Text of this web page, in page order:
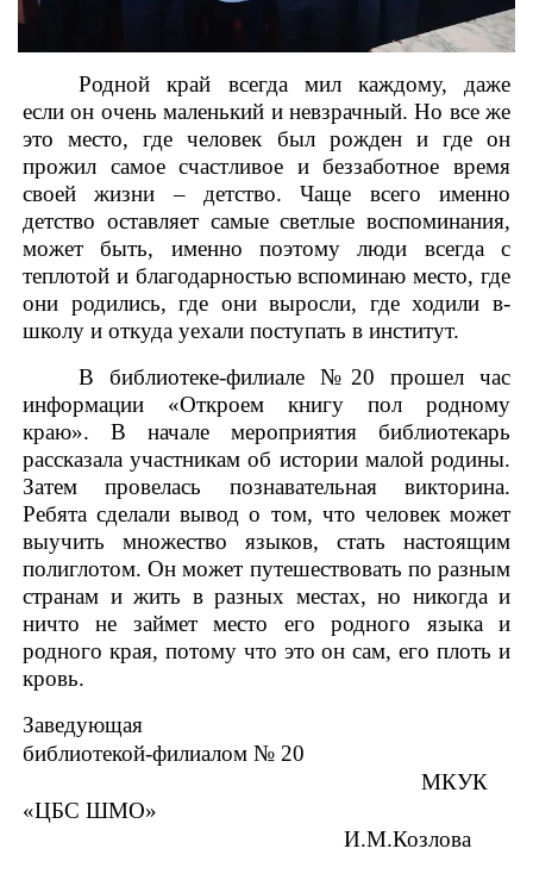
Родной край всегда мил каждому, даже
если­ он очень маленький и невзрачный. Но все же
это место, где человек был рожден и где он
прожил самое счастливое и беззаботное время
своей жизни – детство. Чаще всего именно
детство оставляет самые светлые воспоминания,
может быть, именно поэтому люди всегда с
теплотой и благодарностью вспоминаю место, где
они родились, где они выросли, где­ ходили­ в­
школу и откуда уехали поступать в институт.
В библиотеке-филиале №20 прошел час
информации «Откроем книгу пол родному
краю». В начале мероприятия библиотекарь
рассказала участникам об истории малой родины.
Затем провелась познавательная викторина.
Ребята сделали вывод о том, что человек может
выучить множество языков, стать настоящим
полиглотом. Он может путешествовать по разным
странам и жить в разных местах, но никогда и
ничто не займет место его родного языка и
родного края, потому что это он сам, его плоть и
кровь.
библиотекой-филиалом № 20
МКУК
«ЦБС ШМО»
И.М.Козлова